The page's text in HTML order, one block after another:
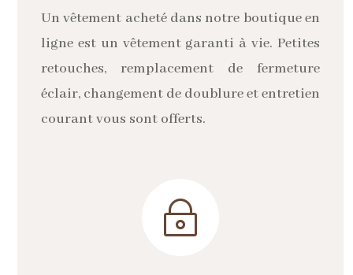
Un vêtement acheté dans notre boutique en
ligne est un vêtement garanti à vie. Petites
retouches, remplacement de fermeture
éclair, changement de doublure et entretien
courant vous sont offerts.
~